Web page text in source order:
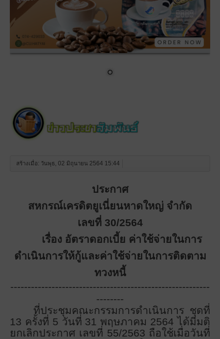
สร้างเมื่อ: วันพุธ, 02 มิถุนายน 2564 15:44
ประกาศ
สหกรณ์เครดิตยูเนี่ยนหาดใหญ่ จำกัด
เลขที่ 30/2564
เรื่อง อัตราดอกเบี้ย ค่าใช้จ่ายในการ
ดำเนินการให้กู้และค่าใช้จ่ายในการติดตาม
ทวงหนี้
----------------------------------------------------------
--------
ที่ประชุมคณะกรรมการดำเนินการ ชุดที่
13 ครั้งที่ 5 วันที่ 31 พฤษภาคม 2564 ได้มีมติ
ยกเลิกประกาศ เลขที่ 55/2563 ถือใช้เมื่อวันที่